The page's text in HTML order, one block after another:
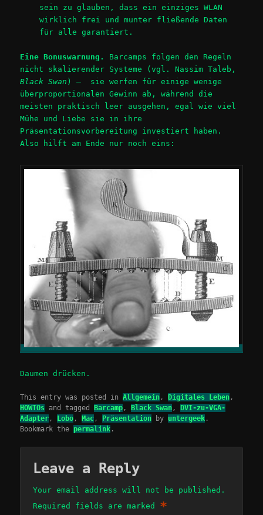
sein zu glauben, dass ein einziges WLAN
wirklich frei und munter fließende Daten
für alle garantiert.
Eine Bonuswarnung. Barcamps folgen den Regeln
nicht skalierender Systeme (vgl. Nassim Taleb,
Black Swan ) – sie werfen für einige wenige
überproportionalen Gewinn ab, während die
meisten praktisch leer ausgehen, egal wie viel
Mühe und Liebe sie in ihre
Präsentationsvorbereitung investiert haben.
Also hilft am Ende nur noch eins:
Daumen drücken.
This entry was posted inAllgemein,Digitales Leben,
HOWTOs and taggedBarcamp,Black Swan,DVI-zu-VGA-
Adapter, Lobo,Mac, Präsentation by untergeek .
Bookmark the permalink .
Leave a Reply
Your email address will not be published.
Required fields are marked *